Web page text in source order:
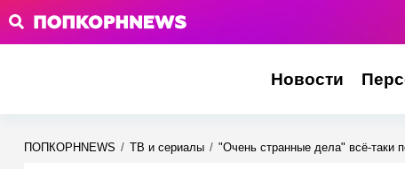
Новости
ПОПКОРНNEWS / ТВ и сериалы / "Очень странные дела" всё-таки